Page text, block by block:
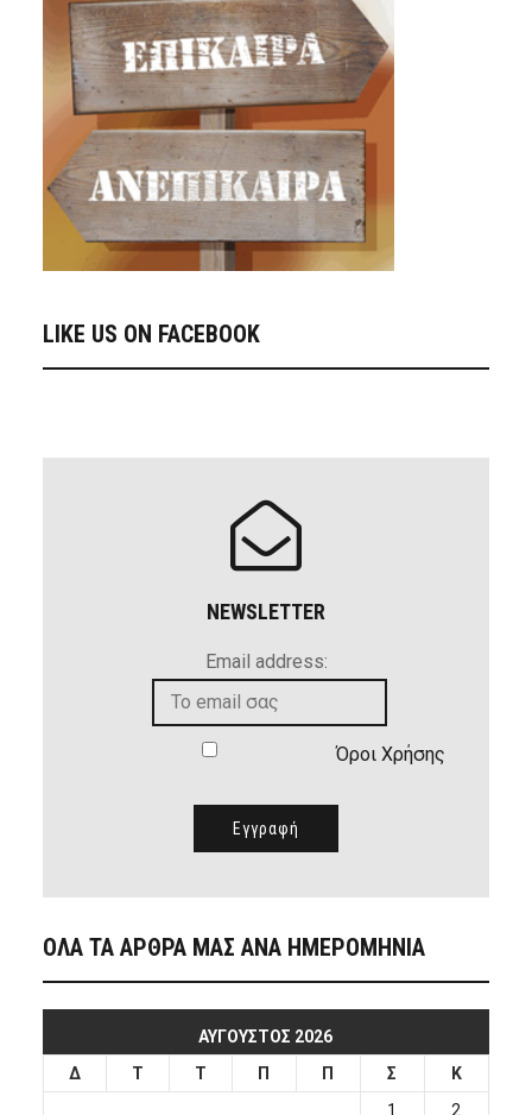
LIKE US ON FACEBOOK
NEWSLETTER
Email address:
Όροι Χρήσης
ΟΛΑ ΤΑ ΑΡΘΡΑ ΜΑΣ ΑΝΑ ΗΜΕΡΟΜΗΝΙΑ
ΑΎΓΟΥΣΤΟΣ 2026
Δ
Τ Τ Π Π Σ
Κ
1
2